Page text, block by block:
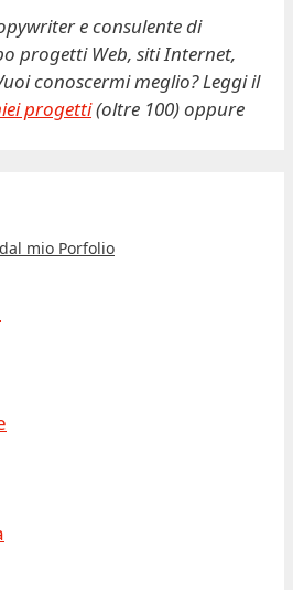
e consulente di
progetti Web, siti Internet,
conoscermi meglio? Leggi il
progetti(oltre 100) oppure
mio Porfolio